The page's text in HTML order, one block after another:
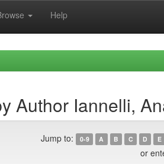
Help
Author Iannelli,
Jump to: 0-9 A B C D E
or